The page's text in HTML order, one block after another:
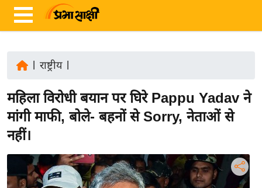
ज़ा
ख
र
ष्ट्री
राष्ट्रीय|
महिला विरोधी बयान पर घिरे Pappu Yadav ने
मांगी माफी, बोले- बहनों से Sorry, नेताओं से
नहीं।